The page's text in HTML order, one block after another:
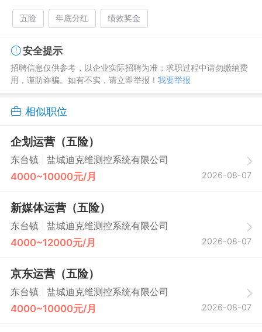
五险 年底分红 绩效奖金
安全提示
招聘信息仅供参考，以企业实际招聘为准；求职过程中请勿缴纳费
用，谨防诈骗。如有不实，请立即举报！ 我要举报
相似职位
企划运营（五险）
东台镇 盐城迪克维测控系统有限公司
4000~10000元/月 2026-08-07
新媒体运营（五险）
东台镇 盐城迪克维测控系统有限公司
4000~12000元/月 2026-08-07
京东运营（五险）
东台镇 盐城迪克维测控系统有限公司
4000~10000元/月 2026-08-07